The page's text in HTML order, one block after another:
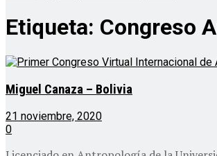
Etiqueta: Congreso
Miguel Canaza – Bolivia
21 noviembre, 2020
0